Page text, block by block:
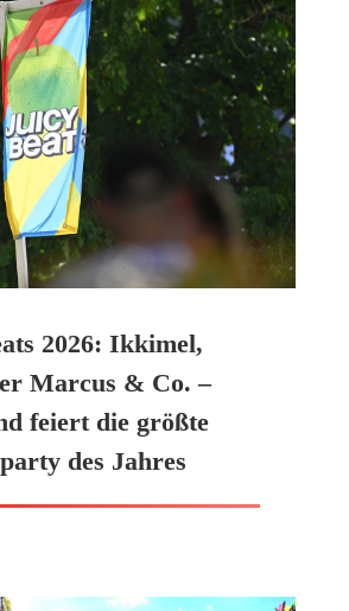
2026: Ikkimel,
Marcus & Co. –
feiert die größte
des Jahres